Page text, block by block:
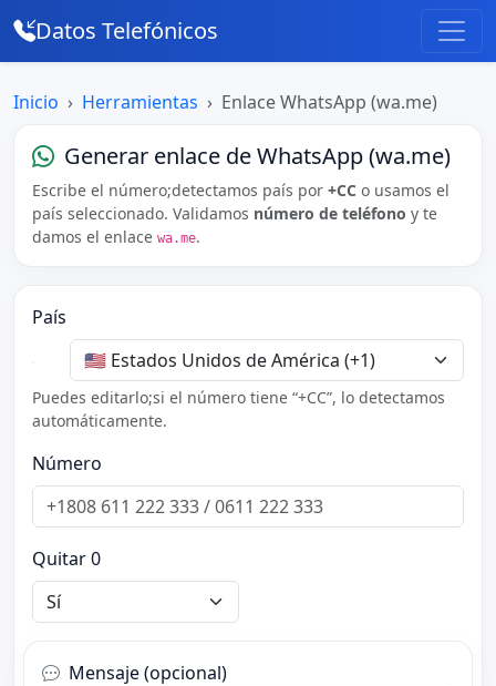
Datos Telefónicos
Inicio Herramientas Enlace WhatsApp (wa.me)
Generar enlace de WhatsApp (wa.me)
Escribe el número;detectamos país por +CC o usamos el
país seleccionado. Validamos número de teléfono y te
damos el enlace wa.me.
País
Puedes editarlo;si el número tiene “+CC”, lo detectamos
automáticamente.
Número
Quitar 0
Mensaje (opcional)